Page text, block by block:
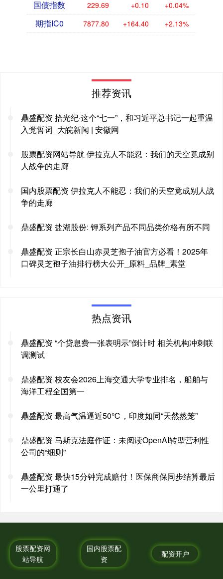
国债指数 229.69 +0.10 +0.04%
期指IC0 7877.80 +164.40 +2.13%
推荐资讯
鼎盛配资 拾光纪·这个“七一”，和习近平总书记一起重温
入党誓词_大皖新闻 | 安徽网
股票配资网站导航 伊拉克人不能忍：我们的天空竟成别
人战争的走廊
国内股票配资 伊拉克人不能忍：我们的天空竟成别人战
争的走廊
鼎盛配资 盐湖股份: 钾系列产品不同品类价格有所不同
鼎盛配资 正宗长白山赤灵芝孢子油官方必看！2025年
口碑灵芝孢子油排行榜大公开_原料_品牌_素堂
热点资讯
鼎盛配资 “个贷息费一张表明示”倒计时 相关机构冲刺联
调测试
鼎盛配资 校友会2026上海交通大学专业排名，船舶与
海洋工程全国第一
鼎盛配资 最高气温逼近50℃，印度如同“天然蒸笼”
鼎盛配资 马斯克法庭作证：未阅读OpenAI转型营利性
公司的“细则”
鼎盛配资 最快15分钟完成赔付！医保商保同步结算最后
一公里打通了
股票配资网
站导航
国内股票配
资
配资开户